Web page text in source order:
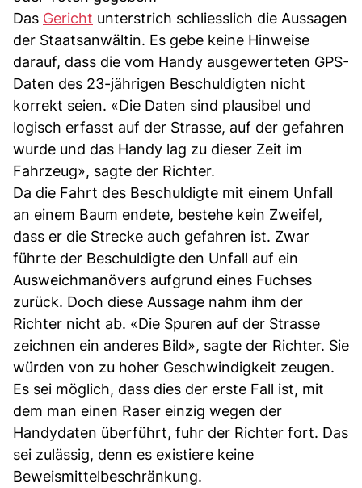
Das Gericht unterstrich schliesslich die Aussagen
der Staatsanwältin. Es gebe keine Hinweise
darauf, dass die vom Handy ausgewerteten GPS-
Daten des 23-jährigen Beschuldigten nicht
korrekt seien. «Die Daten sind plausibel und
logisch erfasst auf der Strasse, auf der gefahren
wurde und das Handy lag zu dieser Zeit im
Fahrzeug», sagte der Richter.
Da die Fahrt des Beschuldigte mit einem Unfall
an einem Baum endete, bestehe kein Zweifel,
dass er die Strecke auch gefahren ist. Zwar
führte der Beschuldigte den Unfall auf ein
Ausweichmanövers aufgrund eines Fuchses
zurück. Doch diese Aussage nahm ihm der
Richter nicht ab. «Die Spuren auf der Strasse
zeichnen ein anderes Bild», sagte der Richter. Sie
würden von zu hoher Geschwindigkeit zeugen.
Es sei möglich, dass dies der erste Fall ist, mit
dem man einen Raser einzig wegen der
Handydaten überführt, fuhr der Richter fort. Das
sei zulässig, denn es existiere keine
Beweismittelbeschränkung.